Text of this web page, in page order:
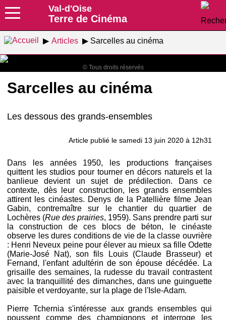
Val-d'Oise
Terre de Cinéma
Articles Sarcelles au cinéma
© Tous droits réservés
Sarcelles au cinéma
Les dessous des grands-ensembles
Article publié le samedi 13 juin 2020 à 12h31
Dans les années 1950, les productions françaises
quittent les studios pour tourner en décors naturels et la
banlieue devient un sujet de prédilection. Dans ce
contexte, dès leur construction, les grands ensembles
attirent les cinéastes. Denys de la Patellière filme Jean
Gabin, contremaître sur le chantier du quartier de
Lochères (Rue des prairies, 1959). Sans prendre parti sur
la construction de ces blocs de béton, le cinéaste
observe les dures conditions de vie de la classe ouvrière
: Henri Neveux peine pour élever au mieux sa fille Odette
(Marie-José Nat), son fils Louis (Claude Brasseur) et
Fernand, l'enfant adultérin de son épouse décédée. La
grisaille des semaines, la rudesse du travail contrastent
avec la tranquillité des dimanches, dans une guinguette
paisible et verdoyante, sur la plage de l'Isle-Adam.
Pierre Tchernia s'intéresse aux grands ensembles qui
poussent comme des champignons et interroge les